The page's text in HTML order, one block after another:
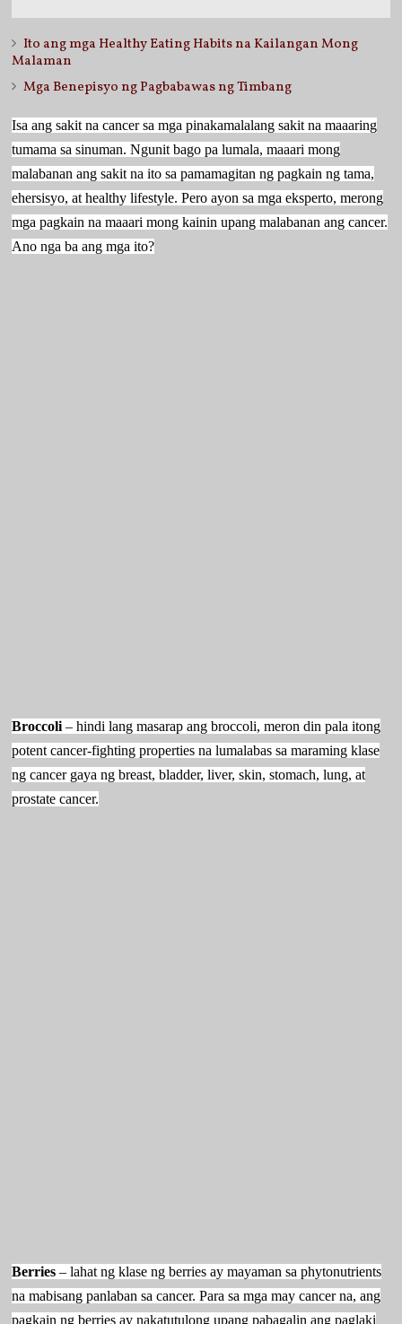
Ito ang mga Healthy Eating Habits na Kailangan Mong
Malaman
Mga Benepisyo ng Pagbabawas ng Timbang
Isa ang sakit na cancer sa mga pinakamalalang sakit na maaaring
tumama sa sinuman. Ngunit bago pa lumala, maaari mong
malabanan ang sakit na ito sa pamamagitan ng pagkain ng tama,
ehersisyo, at healthy lifestyle. Pero ayon sa mga eksperto, merong
mga pagkain na maaari mong kainin upang malabanan ang cancer.
Ano nga ba ang mga ito?
Broccoli– hindi lang masarap ang broccoli, meron din pala itong
potent cancer-fighting properties na lumalabas sa maraming klase
ng cancer gaya ng breast, bladder, liver, skin, stomach, lung, at
prostate cancer.
Berries– lahat ng klase ng berries ay mayaman sa phytonutrients
na mabisang panlaban sa cancer. Para sa mga may cancer na, ang
pagkain ng berries ay nakatutulong upang pabagalin ang paglaki